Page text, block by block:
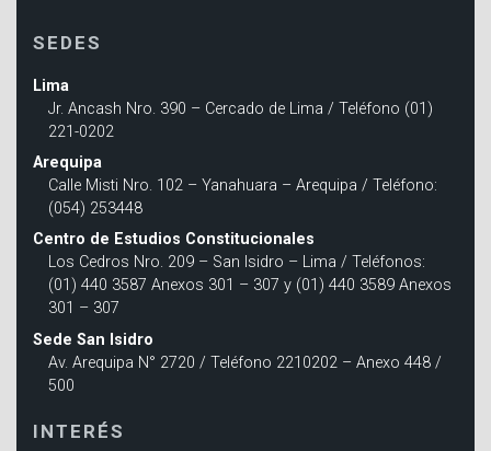
SEDES
Lima
Jr. Ancash Nro. 390 – Cercado de Lima / Teléfono (01)
221-0202
Arequipa
Calle Misti Nro. 102 – Yanahuara – Arequipa / Teléfono:
(054) 253448
Centro de Estudios Constitucionales
Los Cedros Nro. 209 – San Isidro – Lima / Teléfonos:
(01) 440 3587 Anexos 301 – 307 y (01) 440 3589 Anexos
301 – 307
Sede San Isidro
Av. Arequipa N° 2720 / Teléfono 2210202 – Anexo 448 /
500
INTERÉS